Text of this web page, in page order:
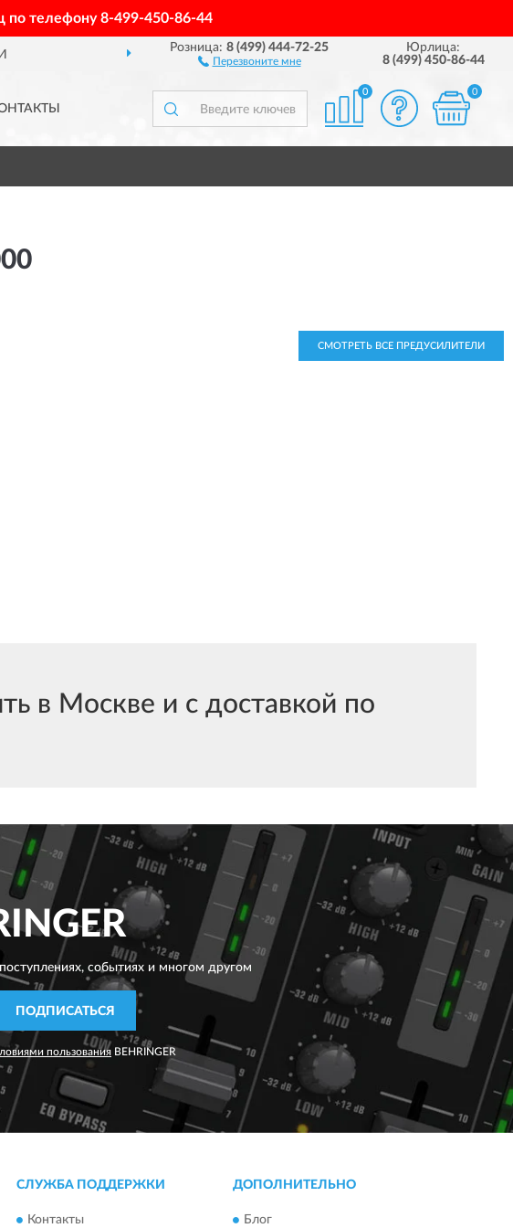
по телефону8-499-450-86-44
ПОЛНЫЙ АССОРТИМЕНТ БРЕНДА
Розница:8 (499) 444-72-25
Перезвоните мне
Юрлица:
8 (499) 450-86-44
0 0
СМОТРЕТЬ ВСЕ ПРЕДУСИЛИТЕЛИ
в Москве и с доставкой по
событиях и многом другом
ПОДПИСАТЬСЯ
пользования BEHRINGER
СЛУЖБА ПОДДЕРЖКИ
Контакты
ДОПОЛНИТЕЛЬНО
Блог